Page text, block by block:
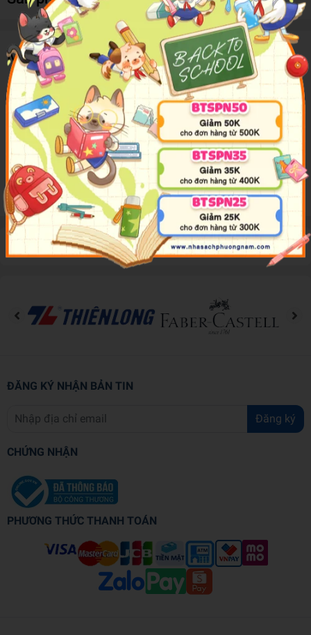
Mô tả sản phẩm
Happiness in Your Pocket: Tips and Advice for a Happier You
Take a little happiness with you wherever you go
Filled with practical tips, uplifting statements and helpful
suggestions for fun activities, this beautiful pocket-sized book will
give you the feel-good boost you need to make life shine brighter.
Đánh giá sản phẩm
ĐĂNG KÝ NHẬN BẢN TIN
Đăng ký
CHỨNG NHẬN
PHƯƠNG THỨC THANH TOÁN